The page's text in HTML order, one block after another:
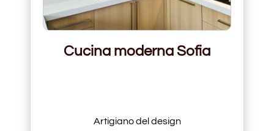
Cucina moderna Sofia
Artigiano del design